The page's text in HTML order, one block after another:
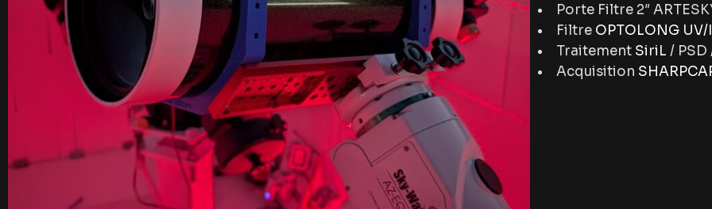
Porte Filtre 2″
Filtre OPTOLONG UV/
Traitement SiriL / PSD
Acquisition